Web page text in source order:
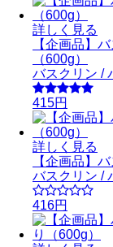
詳しく見る
【企画品】
（600g）
バスクリン /
415円
詳しく見る
【企画品】
バスクリン /
416円